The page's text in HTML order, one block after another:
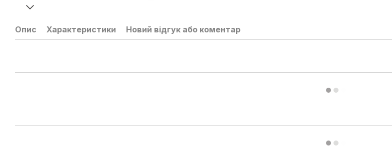
Опис Характеристики Новий відгук або коментар